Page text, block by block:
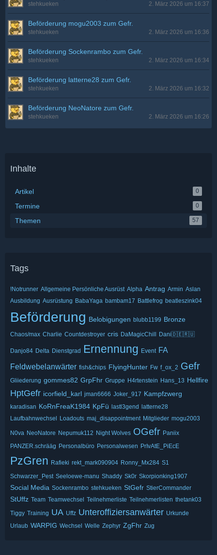
stehkueken 2. März 2026 um 16:37
Beförderung mogu2003 zum Gefr.
stehkueken 2. März 2026 um 16:36
Beförderung Sockenrambo zum Gefr.
stehkueken 2. März 2026 um 16:34
Beförderung latterne28 zum Gefr.
stehkueken 2. März 2026 um 16:32
Beförderung NeoNatore zum Gefr.
stehkueken 2. März 2026 um 16:26
Inhalte
Artikel 0
Termine 0
Themen 57
Tags
!Notrunner Allgemeine Persönliche Ausrüst Alpha Antrag Armin Aslan
Ausbildung Ausrüstung BabaYaga bambam17 Battlefrog beatleszink04
Beförderung Belobigungen blubb1199 Bronze
Chaos/max Charlie Countdestroyer cris DaMagicChill Dani🇩🇪🇷🇺
Danjo84 Delta Dienstgrad Ernennung Event FA
Feldwebelanwärter fish&chips FlyingHunter Fw f_ox_2 Gefr
Gliiederung gommes82 GrpFhr Gruppe H4rtenstein Hans_13 Hellfire
HptGefr icorfield_karl jman6666 Joker_917 Kampfzwerg
karadisan KoRnFreaK1984 KpFü lastl3gend
latterne28
Laufbahnwechsel
Loadouts maj_disappointment Mitglieder mogu2003
N0va NeoNatore Nepumuk112 Night Wolves OGefr Paniix
PANZER.schrääg Personalbüro Personalwesen PrIvAtE_PiEcE
PzGren Rafieki rekt_mark090904 Ronny_Mx284 S1
Schwarzer_Pest Seeloewe-manu Shaddy Sk0r Skorpionking1907
Social Media Sockenrambo stehkueken StGefr StierCommander
StUffz Team Teamwechsel Teilnehmerliste Teilnehmerlisten thetank03
Tiggy Training UA Uffz Unteroffiziersanwärter Urkunde
Urlaub WARPIG Wechsel Welle Zephyr ZgFhr Zug